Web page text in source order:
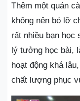
Thêm một quán
không nên bỏ lỡ
rất nhiều bạn học
lý tưởng học bài,
hoạt động khá
chất lượng phục